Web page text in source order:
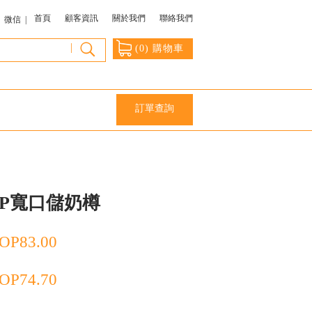
微信 | 首頁 顧客資訊 關於我們 聯絡我們
(0) 購物車
|
訂單查詢
寬口儲奶樽
83.00
74.70